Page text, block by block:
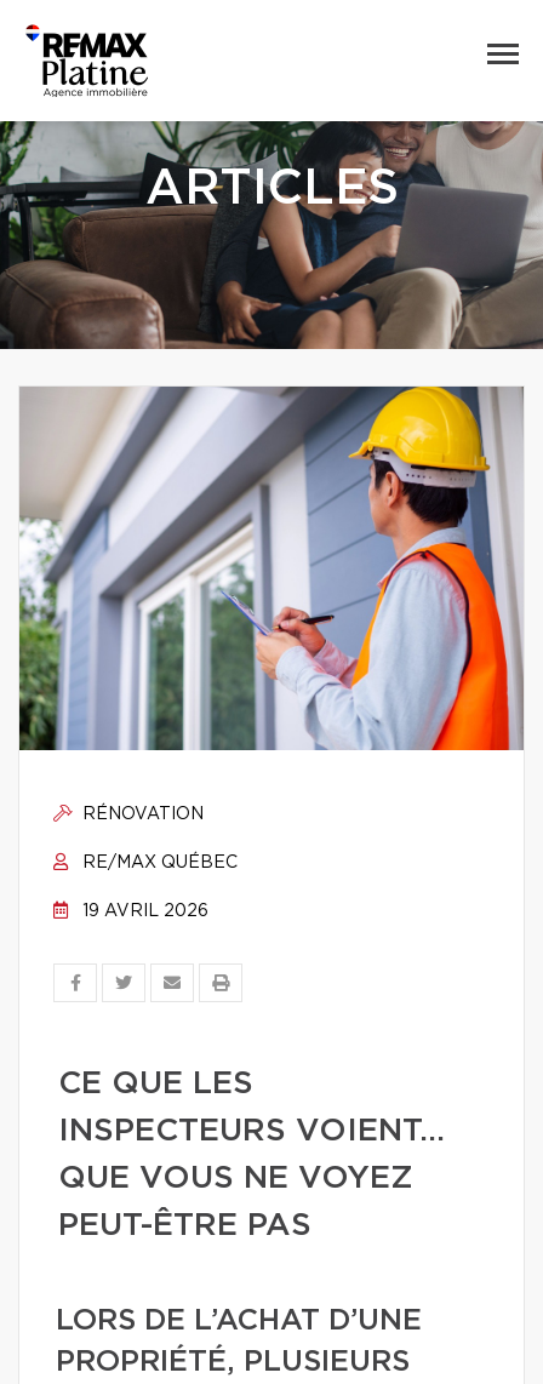
ARTICLES
RÉNOVATION
RE/MAX QUÉBEC
19 AVRIL 2026
CE QUE LES
INSPECTEURS VOIENT…
QUE VOUS NE VOYEZ
PEUT-ÊTRE PAS
LORS DE L’ACHAT D’UNE
PROPRIÉTÉ, PLUSIEURS